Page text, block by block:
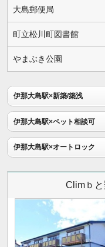
大島郵便局
町立松川町図書館
やまぶき公園
伊那大島駅×新築/築浅
伊那大島駅×ペット相談可
伊那大島駅×オートロック
Climｂ